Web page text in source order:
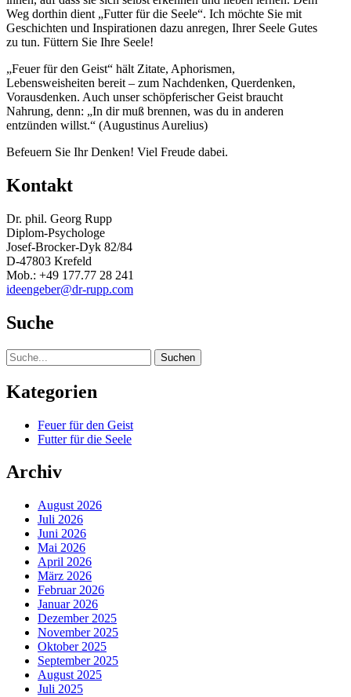
Weg dorthin dient „Futter für die Seele“. Ich möchte Sie mit
Geschichten und Inspirationen dazu anregen, Ihrer Seele Gutes
zu tun. Füttern Sie Ihre Seele!
„Feuer für den Geist“ hält Zitate, Aphorismen,
Lebensweisheiten bereit – zum Nachdenken, Querdenken,
Vorausdenken. Auch unser schöpferischer Geist braucht
Nahrung, denn: „In dir muß brennen, was du in anderen
entzünden willst.“ (Augustinus Aurelius)
Befeuern Sie Ihr Denken! Viel Freude dabei.
Kontakt
Dr. phil. Georg Rupp
Diplom-Psychologe
Josef-Brocker-Dyk 82/84
D-47803 Krefeld
Mob.: +49 177.77 28 241
ideengeber@dr-rupp.com
Suche
Suche
Kategorien
Feuer für den Geist
Futter für die Seele
Archiv
August 2026
Juli 2026
Juni 2026
Mai 2026
April 2026
März 2026
Februar 2026
Januar 2026
Dezember 2025
November 2025
Oktober 2025
September 2025
August 2025
Juli 2025